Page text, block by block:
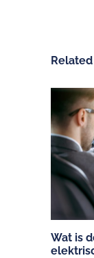
Wat is